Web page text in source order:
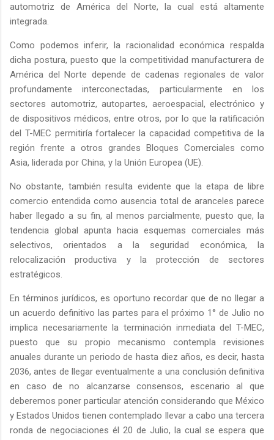
automotriz de América del Norte, la cual está altamente
integrada.
Como podemos inferir, la racionalidad económica respalda
dicha postura, puesto que la competitividad manufacturera de
América del Norte depende de cadenas regionales de valor
profundamente interconectadas, particularmente en los
sectores automotriz, autopartes, aeroespacial, electrónico y
de dispositivos médicos, entre otros, por lo que la ratificación
del T-MEC permitiría fortalecer la capacidad competitiva de la
región frente a otros grandes Bloques Comerciales como
Asia, liderada por China, y la Unión Europea (UE).
No obstante, también resulta evidente que la etapa de libre
comercio entendida como ausencia total de aranceles parece
haber llegado a su fin, al menos parcialmente, puesto que, la
tendencia global apunta hacia esquemas comerciales más
selectivos, orientados a la seguridad económica, la
relocalización productiva y la protección de sectores
estratégicos.
En términos jurídicos, es oportuno recordar que de no llegar a
un acuerdo definitivo las partes para el próximo 1° de Julio no
implica necesariamente la terminación inmediata del T-MEC,
puesto que su propio mecanismo contempla revisiones
anuales durante un periodo de hasta diez años, es decir, hasta
2036, antes de llegar eventualmente a una conclusión definitiva
en caso de no alcanzarse consensos, escenario al que
deberemos poner particular atención considerando que México
y Estados Unidos tienen contemplado llevar a cabo una tercera
ronda de negociaciones él 20 de Julio, la cual se espera que